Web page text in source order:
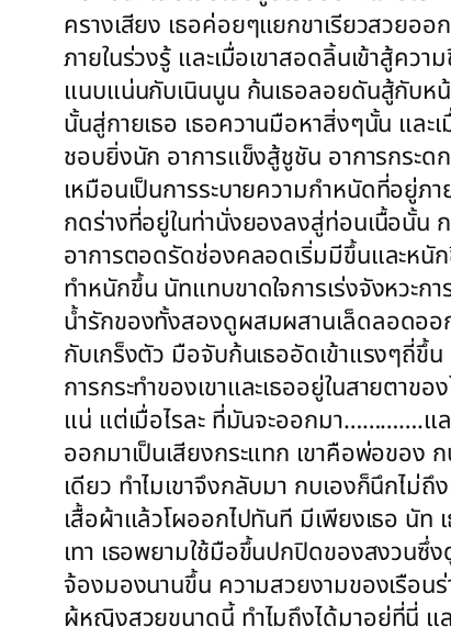
ครางเสียง เธอค่อยๆแยกขาเรียวสวยอ
ภายในร่วงรู้ และเมื่อเขาสอดลิ้นเข้าสู้คว
แนบแน่นกับเนินนูน ก้นเธอลอยดันสู้กับหน้
นั้นสู่กายเธอ เธอควานมือหาสิ่งๆนั้น และ
ชอบยิ่งนัก อาการแข็งสู้ชูชัน อาการกระ
เหมือนเป็นการระบายความกำหนัดที่อยู่ภ
กดร่างที่อยู่ในท่านั่งยองลงสู่ท่อนเนื้อนั้น ก
อาการตอดรัดช่องคลอดเริ่มมีขึ้นและหนัก
ทำหนักขึ้น นัทแทบขาดใจการเร่งจังหวะ
น้ำรักของทั้งสองดูผสมผสานเล็ดลอดออ
กับเกร็งตัว มือจับก้นเธออัดเข้าแรงๆถี่ขึ้
การกระทำของเขาและเธออยู่ในสายตา
แน่ แต่เมื่อไรละ ที่มันจะออกมา………….แล
ออกมาเป็นเสียงกระแทก เขาคือพ่อของ
เดียว ทำไมเขาจึงกลับมา กบเองก็นึกไม่ถึ
เสื้อผ้าแล้วโผออกไปทันที มีเพียงเธอ นัท
เทา เธอพยามใช้มือขึ้นปกปิดของสงวน
จ้องมองนานขึ้น ความสวยงามของเรือนร่
ผู้หญิงสวยขนาดนี้ ทำไมถึงได้มาอยู่ที่นี่ แล